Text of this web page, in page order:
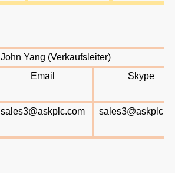
John Yang (Verkaufsleiter)
Email Skype
sales3@askplc.com